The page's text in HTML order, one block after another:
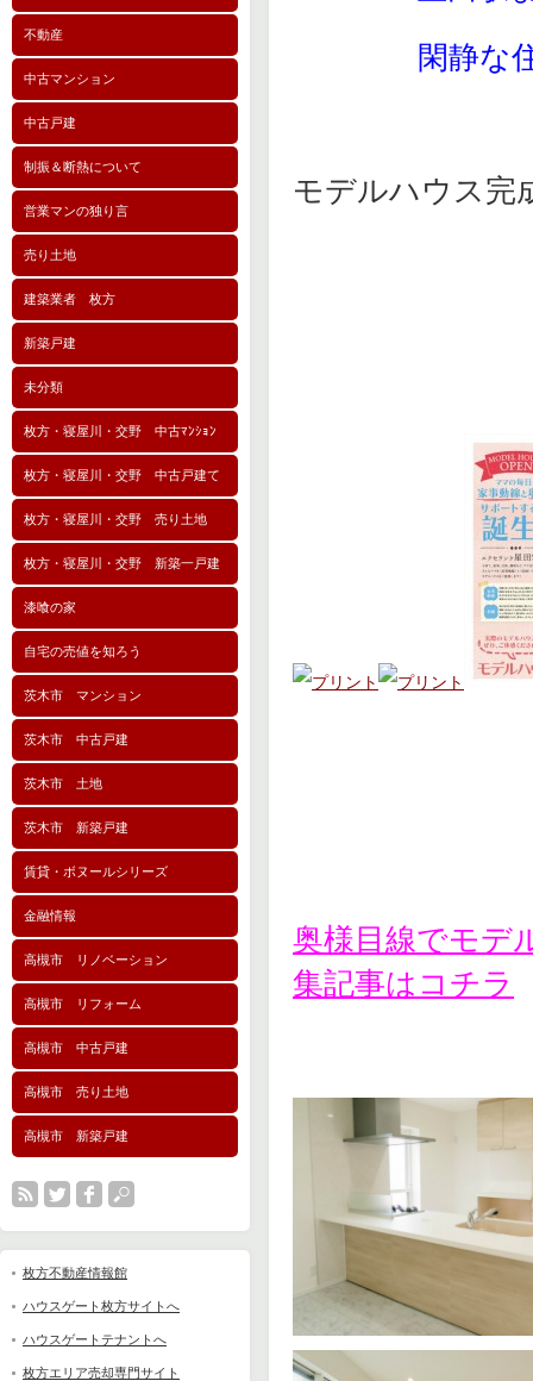
不動産
中古マンション
中古戸建
制振＆断熱について
営業マンの独り言
売り土地
建築業者 枚方
新築戸建
未分類
枚方・寝屋川・交野 中古ﾏﾝｼｮﾝ
枚方・寝屋川・交野 中古戸建て
枚方・寝屋川・交野 売り土地
枚方・寝屋川・交野 新築一戸建
漆喰の家
自宅の売値を知ろう
茨木市 マンション
茨木市 中古戸建
茨木市 土地
茨木市 新築戸建
賃貸・ボヌールシリーズ
金融情報
高槻市 リノベーション
高槻市 リフォーム
高槻市 中古戸建
高槻市 売り土地
高槻市 新築戸建
枚方不動産情報館
ハウスゲート枚方サイトへ
ハウスゲートテナントへ
枚方エリア売却専門サイト
閑静な住宅
モデルハウス完
奥様目線でモデ
集記事はコチラ